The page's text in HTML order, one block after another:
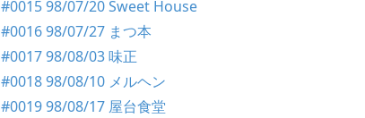
#0015 98/07/20 Sweet House
#0016 98/07/27 まつ本
#0017 98/08/03 味正
#0018 98/08/10 メルヘン
#0019 98/08/17 屋台食堂